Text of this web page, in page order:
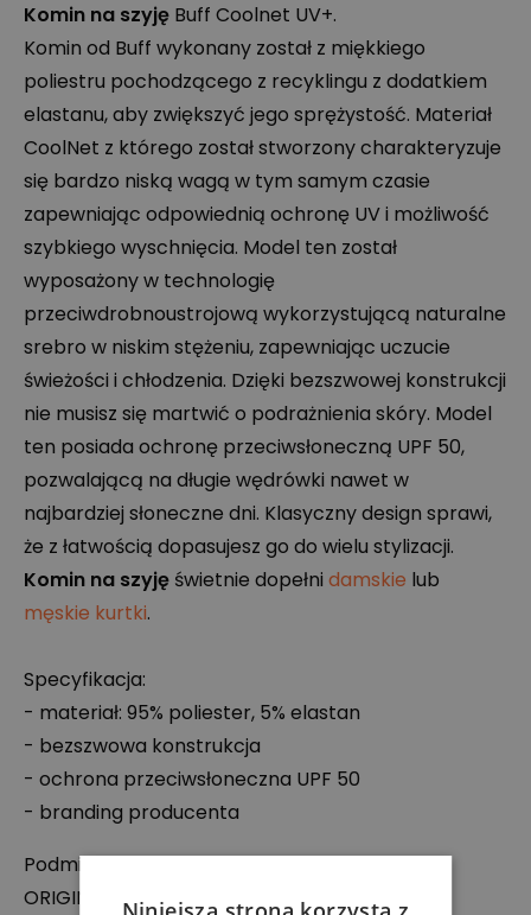
Komin na szyję Buff Coolnet UV+.
Komin od Buff wykonany został z miękkiego
poliestru pochodzącego z recyklingu z dodatkiem
elastanu, aby zwiększyć jego sprężystość. Materiał
CoolNet z którego został stworzony charakteryzuje
się bardzo niską wagą w tym samym czasie
zapewniając odpowiednią ochronę UV i możliwość
szybkiego wyschnięcia. Model ten został
wyposażony w technologię
przeciwdrobnoustrojową wykorzystującą naturalne
srebro w niskim stężeniu, zapewniając uczucie
świeżości i chłodzenia. Dzięki bezszwowej konstrukcji
nie musisz się martwić o podrażnienia skóry. Model
ten posiada ochronę przeciwsłoneczną UPF 50,
pozwalającą na długie wędrówki nawet w
najbardziej słoneczne dni. Klasyczny design sprawi,
że z łatwością dopasujesz go do wielu stylizacji.
Komin na szyję świetnie dopełni damskie lub
męskie kurtki.
Specyfikacja:
- materiał: 95% poliester, 5% elastan
- bezszwowa konstrukcja
- ochrona przeciwsłoneczna UPF 50
- branding producenta
Podmiot odpowiedzialny:
ORIGINAL
BUFFS.A